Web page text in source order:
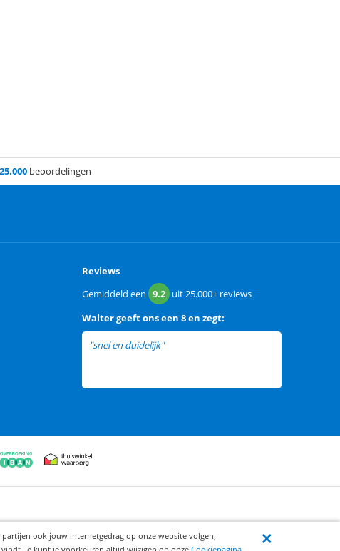
25.000 beoordelingen
Reviews
Gemiddeld een 9.2 uit25.000+ reviews
Waltergeeft ons een 8 en zegt:
"snel en duidelijk"
ook jouw internetgedrag op onze website volgen,